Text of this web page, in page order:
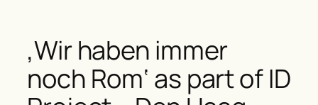
‚Wir haben immer
noch Rom‘ as part of ID